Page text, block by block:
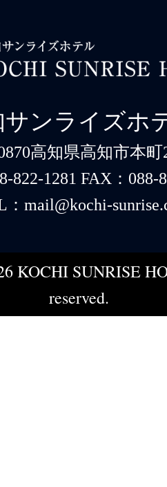
サンライズホ
高知県高知市本町
822-1281 FAX：088-
mail@kochi-
KOCHI SUNRISE
reserved.